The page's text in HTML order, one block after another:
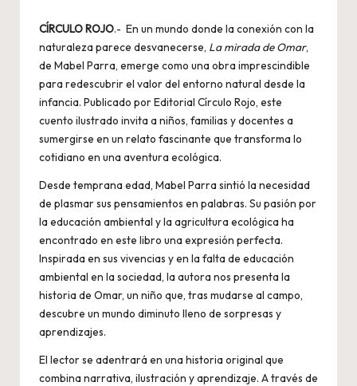
CÍRCULO ROJO.- En un mundo donde la conexión con la
naturaleza parece desvanecerse, La mirada de Omar,
de Mabel Parra, emerge como una obra imprescindible
para redescubrir el valor del entorno natural desde la
infancia. Publicado por Editorial Círculo Rojo, este
cuento ilustrado invita a niños, familias y docentes a
sumergirse en un relato fascinante que transforma lo
cotidiano en una aventura ecológica.
Desde temprana edad, Mabel Parra sintió la necesidad
de plasmar sus pensamientos en palabras. Su pasión por
la educación ambiental y la agricultura ecológica ha
encontrado en este libro una expresión perfecta.
Inspirada en sus vivencias y en la falta de educación
ambiental en la sociedad, la autora nos presenta la
historia de Omar, un niño que, tras mudarse al campo,
descubre un mundo diminuto lleno de sorpresas y
aprendizajes.
El lector se adentrará en una historia original que
combina narrativa, ilustración y aprendizaje. A través de